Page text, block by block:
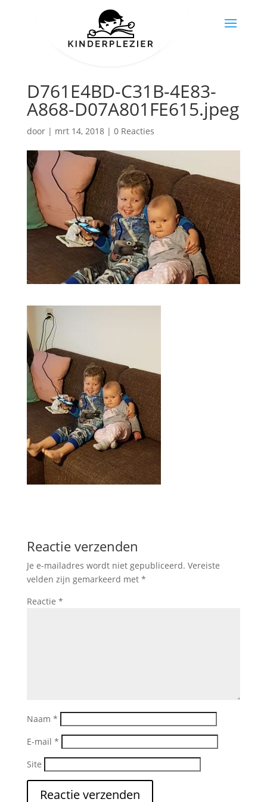
D761E4BD-C31B-4E83-
A868-D07A801FE615.jpeg
door | mrt 14, 2018| 0 Reacties
Reactie verzenden
Je e-mailadres wordt niet gepubliceerd. Vereiste
velden zijn gemarkeerd met *
Reactie *
Naam *
E-mail *
Site